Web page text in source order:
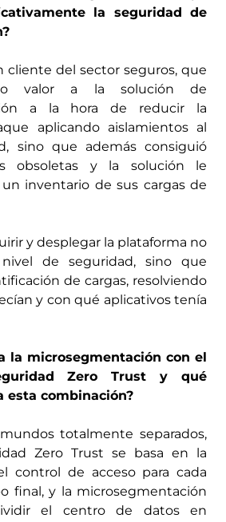
la seguridad de
cliente del sector seguros, que
valor a la solución de
a la hora de reducir la
aplicando aislamientos al
sino que además consiguió
obsoletas y la solución le
inventario de sus cargas de
y desplegar la plataforma no
de seguridad, sino que
de cargas, resolviendo
y con qué aplicativos tenía
la microsegmentación con el
Zero Trust y qué
esta combinación?
totalmente separados,
Zero Trust se basa en la
control de acceso para cada
final, y la microsegmentación
el centro de datos en